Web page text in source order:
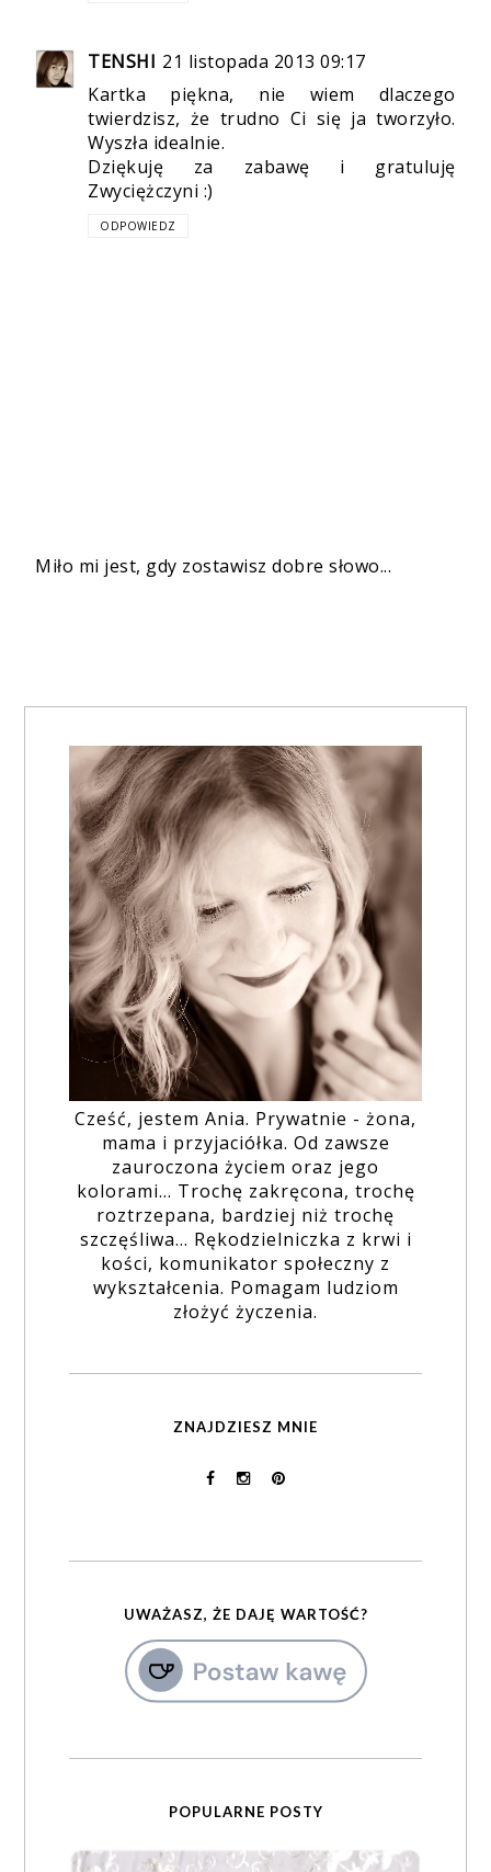
TENSHI 21 listopada 2013 09:17
Kartka piękna, nie wiem dlaczego
twierdzisz, że trudno Ci się ja tworzyło.
Wyszła idealnie.
Dziękuję za zabawę i gratuluję
Zwyciężczyni :)
ODPOWIEDZ
Miło mi jest, gdy zostawisz dobre słowo...
Cześć, jestem Ania. Prywatnie - żona,
mama i przyjaciółka. Od zawsze
zauroczona życiem oraz jego
kolorami... Trochę zakręcona, trochę
roztrzepana, bardziej niż trochę
szczęśliwa... Rękodzielniczka z krwi i
kości, komunikator społeczny z
wykształcenia. Pomagam ludziom
złożyć życzenia.
ZNAJDZIESZ MNIE
UWAŻASZ, ŻE DAJĘ WARTOŚĆ?
POPULARNE POSTY